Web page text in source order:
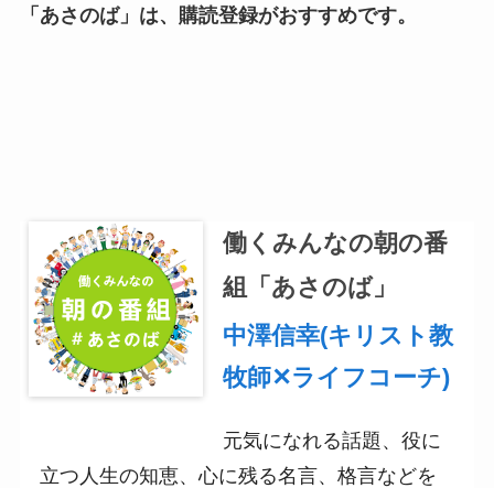
「あさのば」は、購読登録がおすすめです。
働くみんなの朝の番
組「あさのば」
中澤信幸(キリスト教
牧師✕ライフコーチ)
元気になれる話題、役に
立つ人生の知恵、心に残る名言、格言などを